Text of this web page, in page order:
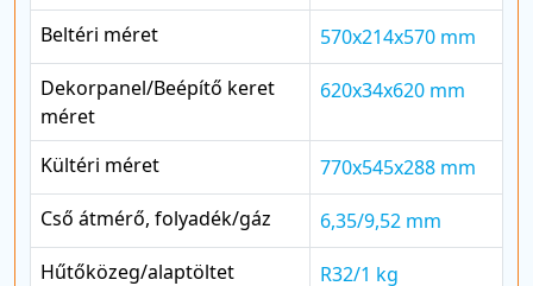
Beltéri méret
570x214x570 mm
Dekorpanel/Beépítő keret
méret
620x34x620 mm
Kültéri méret
770x545x288 mm
Cső átmérő, folyadék/gáz
6,35/9,52 mm
Hűtőközeg/alaptöltet
R32/1 kg